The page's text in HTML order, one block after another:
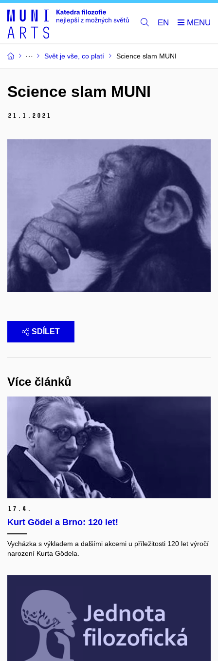
EN
Svět je vše, co platí Science slam MUNI
Science slam MUNI
21. 1. 2021
SDÍLET
Více článků
17. 4.
Kurt Gödel a Brno: 120 let!
Vycházka s výkladem a dalšími akcemi u příležitosti 120 let výročí
narození Kurta Gödela.